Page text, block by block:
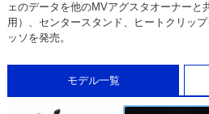
ェのデータを他のMVアグスタオーナーと
用）、センタースタンド、ヒートクリッ
ッソを発売。
モデル一覧